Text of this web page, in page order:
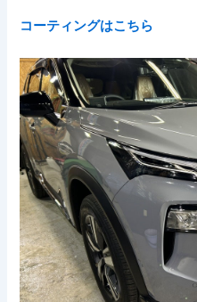
コーティングはこちら